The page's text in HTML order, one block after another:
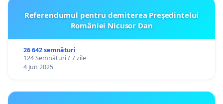
Referendumul pentru demiterea Preşedintelui
României Nicusor Dan
26 642 semnături
124 Semnături / 7 zile
4 Jun 2025